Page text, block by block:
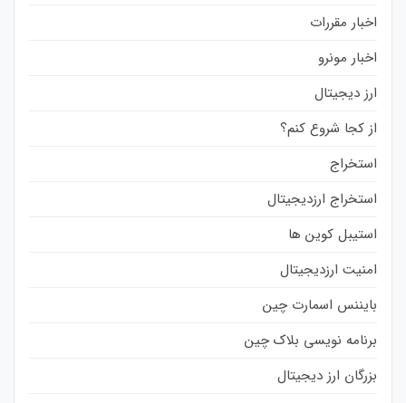
اخبار مقررات
اخبار مونرو
ارز دیجیتال
از کجا شروع کنم؟
استخراج
استخراج ارزدیجیتال
استیبل کوین ها
امنیت ارزدیجیتال
بایننس اسمارت چین
برنامه نویسی بلاک چین
بزرگان ارز دیجیتال